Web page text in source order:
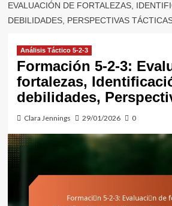
EVALUACIÓN DE FORTALEZAS,
DEBILIDADES, PERSPECTIVAS
Análisis Táctico 5-2-3
Formación 5-2-3:
fortalezas,
debilidades,
Clara Jennings 29/01/2026 0